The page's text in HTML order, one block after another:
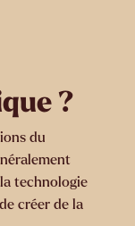
?
du
technologie
créer de la